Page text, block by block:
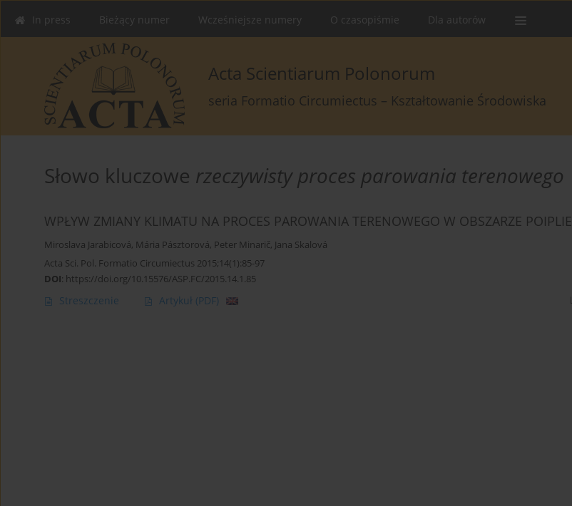
In press Bieżący numer Wcześniejsze numery O czasopiśmie Dla autorów
Acta Scientiarum Polonorum
seria Formatio Circumiectus – Kształtowanie Środowiska
Słowo kluczowe rzeczywisty proces parowania terenowego
WPŁYW ZMIANY KLIMATU NA PROCES PAROWANIA TERENOWEGO W OBSZARZE POIPLIE
Miroslava Jarabicová, Mária Pásztorová, Peter Minarič, Jana Skalová
Acta Sci. Pol. Formatio Circumiectus 2015;14(1):85-97
DOI: https://doi.org/10.15576/ASP.FC/2015.14.1.85
Streszczenie Artykuł (PDF)